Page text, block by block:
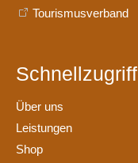
Tourismusverband
Schnellzugriff
Über uns
Leistungen
Shop